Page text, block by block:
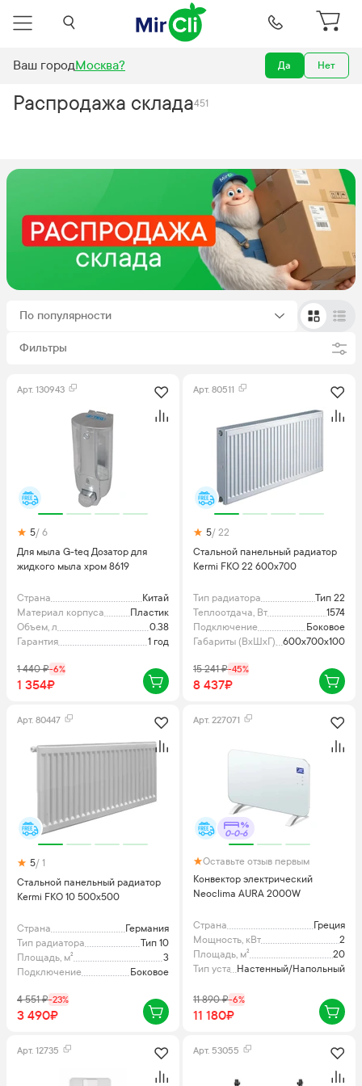
Ваш городМосква? Да Нет
АкцииРаспродажа склада
Распродажа склада451
По популярности
Фильтры
Арт. 130943
5/ 6
Для мыла G-teq Дозатор для
жидкого мыла хром 8619
Страна
Китай
Материал корпуса
Пластик
Объем, л
0.38
Гарантия
1 год
1 440₽-6%
1 354₽
Арт. 80511
5/ 22
Стальной панельный радиатор
Kermi FKO 22 600x700
Тип радиатора
Тип 22
Теплоотдача, Вт
1574
Подключение
Боковое
Габариты (ВхШхГ), мм600x700x100
15 241₽-45%
8 437₽
Арт. 80447
5/ 1
Стальной панельный радиатор
Kermi FKO 10 500x500
Страна
Германия
Тип радиатора
Тип 10
Площадь, м²
3
Подключение
Боковое
4 551₽-23%
3 490₽
Арт. 227071
0-0-6
Оставьте отзыв первым
Конвектор электрический
Neoclima AURA 2000W
Страна
Греция
Мощность, кВт
2
Площадь, м²
20
Тип установкиНастенный/Напольный
11 890₽-6%
11 180₽
Арт. 12735 Арт. 53055